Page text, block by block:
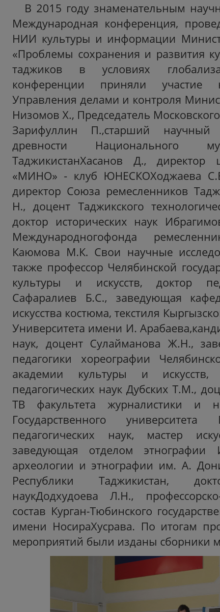
В 2015 году знаменательным
Международная конференция,
НИИ культуры и информации
«Проблемы сохранения и развития
таджиков в условиях
конференции приняли участие
Управления делами и контроля
Низомов Х., Председатель
Зарифуллин П.,старший научный
древности Национального
ТаджикистанХасанов Д.,
«МИНО» - клуб ЮНЕСКОХоджаева
директор Союза ремесленников
Н., доцент Таджикского
доктор исторических наук
Международногофонда
Каюмова М.К. Свои научные
также профессор Челябинской
культуры и искусств, доктор
Сафаралиев Б.С., заведующая
искусства костюма, текстиля
Университета имени И.
наук, доцент Сулайманова Ж.Н.,
педагогики хореографии
академии культуры и искусств,
педагогических наук Дубских Т.М.,
ТВ факультета журналистики и
Государственного
педагогических наук, мастер
заведующая отделом этнографии
археологии и этнографии им. А.
Республики Таджикистан,
наукДодхудоева Л.Н.,
состав Курган-Тюбинского
имени НосираХусрава. По итогам
мероприятий были изданы сборники